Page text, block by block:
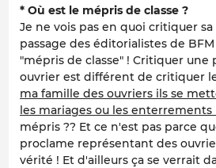
* Où est le mépris de classe ?
Je ne vois pas en quoi critiquer
passage des éditorialistes de
"mépris de classe" ! Critiquer une
ouvrier est différent de critiquer
ma famille des ouvriers ils se
les mariages ou les enterrements
mépris ?? Et ce n'est pas parce
proclame représentant des
vérité ! Et d'ailleurs ça se verrait